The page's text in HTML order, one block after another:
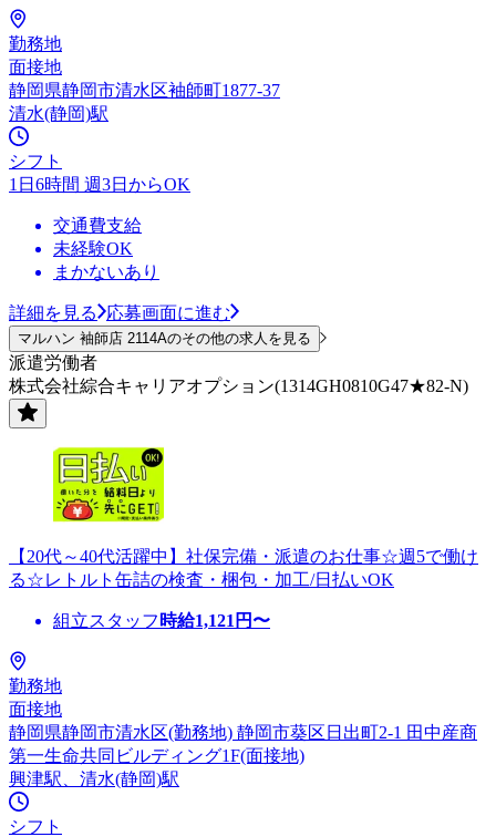
勤務地
面接地
静岡県静岡市清水区袖師町1877-37
清水(静岡)駅
シフト
1日6時間 週3日からOK
交通費支給
未経験OK
まかないあり
詳細を見る 応募画面に進む
マルハン 袖師店 2114Aのその他の求人を見る
派遣労働者
株式会社綜合キャリアオプション(1314GH0810G47★82-N)
【20代～40代活躍中】社保完備・派遣のお仕事☆週5で働け
る☆レトルト缶詰の検査・梱包・加工/日払いOK
組立スタッフ 時給1,121 円〜
勤務地
面接地
静岡県静岡市清水区(勤務地) 静岡市葵区日出町2-1 田中産商
第一生命共同ビルディング1F(面接地)
興津駅、清水(静岡)駅
シフト